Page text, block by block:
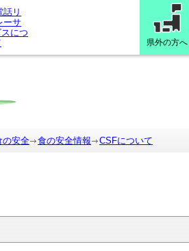
県外の方へ
の安全 食の安全情報 CSFについて